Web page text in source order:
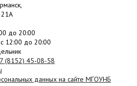
21А
до 20:00
c 12:00 до 20:00
(8152) 45-08-58
данных на сайте МГОУНБ